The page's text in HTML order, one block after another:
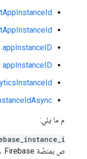
appInstanceID
تستخدِم ما يلي:
خاص بمنصّة Firebase. ويُستخدَم في مهام مثل رسائل FCM.